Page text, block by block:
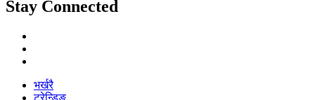
Stay Connected
भर्खरै
ट्रेन्डिङ